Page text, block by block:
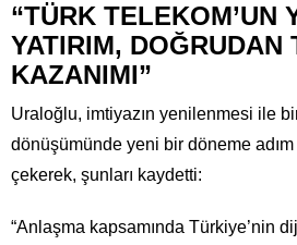
“TÜRK TELEKOM’UN
YATIRIM, DOĞRUDAN
KAZANIMI”
Uraloğlu, imtiyazın yenilenmesi ile
dönüşümünde yeni bir döneme adım
çekerek, şunları kaydetti:
“Anlaşma kapsamında Türkiye’nin